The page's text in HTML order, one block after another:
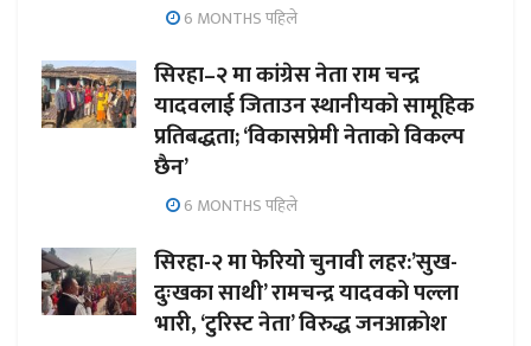
6 MONTHS पहिले
सिरहा–२ मा कांग्रेस नेता राम चन्द्र
यादवलाई जिताउन स्थानीयको सामूहिक
प्रतिबद्धता; ‘विकासप्रेमी नेताको विकल्प
छैन’
6 MONTHS पहिले
सिरहा-२ मा फेरियो चुनावी लहर:’सुख-
दुःखका साथी’ रामचन्द्र यादवको पल्ला
भारी, ‘टुरिस्ट नेता’ विरुद्ध जनआक्रोश